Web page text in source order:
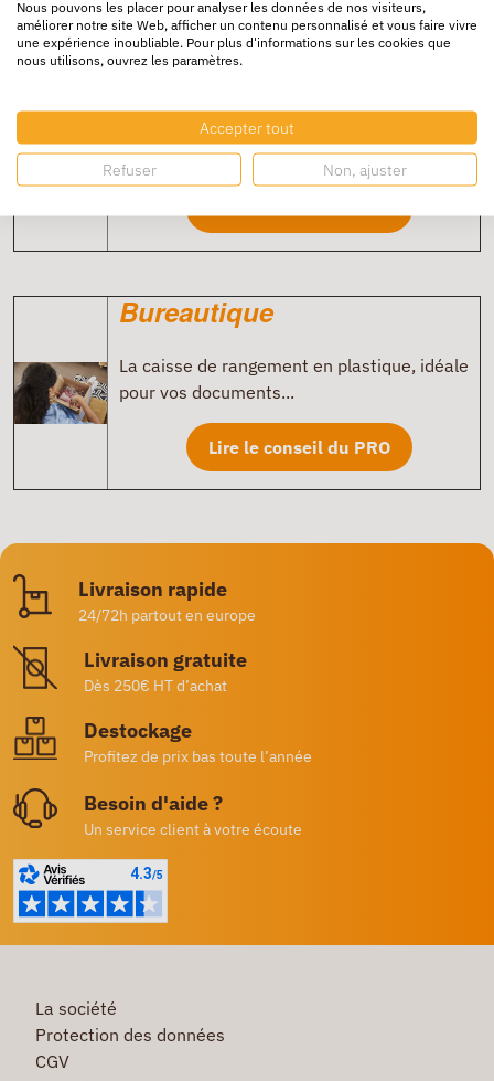
Bureautique
Trouver la bonne pochette cartonnée pour
vos documents
Bureautique
La caisse de rangement en plastique, idéale
pour vos documents...
Lire le conseil du PRO
Livraison rapide
24/72h partout en europe
Livraison gratuite
Dès 250€ HT d’achat
Destockage
Profitez de prix bas toute l’année
Besoin d'aide ?
Un service client à votre écoute
La société
Protection des données
CGV
Nous pouvons les placer pour analyser les données de nos visiteurs,
améliorer notre site Web, afficher un contenu personnalisé et vous faire vivre
une expérience inoubliable. Pour plus d'informations sur les cookies que
nous utilisons, ouvrez les paramètres.
Accepter tout
Refuser Non, ajuster